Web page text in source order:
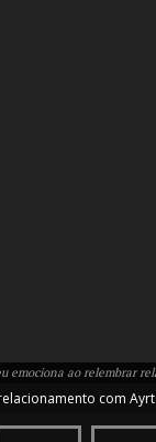
emociona ao relembrar
com